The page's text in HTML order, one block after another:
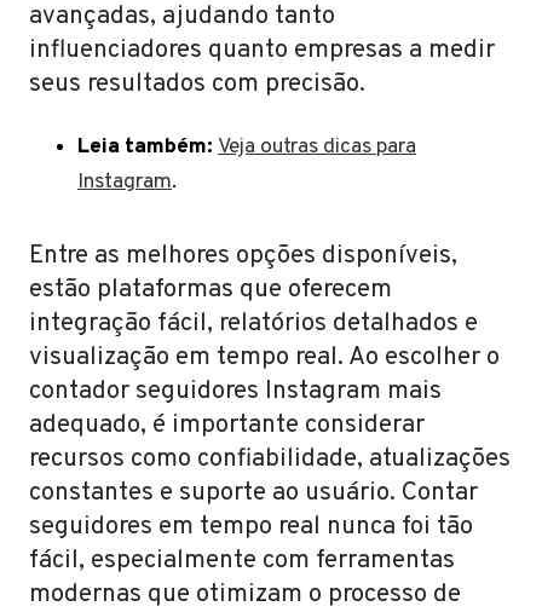
avançadas, ajudando tanto
influenciadores quanto empresas a medir
seus resultados com precisão.
Leia também: Veja outras dicas para
Instagram.
Entre as melhores opções disponíveis,
estão plataformas que oferecem
integração fácil, relatórios detalhados e
visualização em tempo real. Ao escolher o
contador seguidores Instagram mais
adequado, é importante considerar
recursos como confiabilidade, atualizações
constantes e suporte ao usuário. Contar
seguidores em tempo real nunca foi tão
fácil, especialmente com ferramentas
modernas que otimizam o processo de